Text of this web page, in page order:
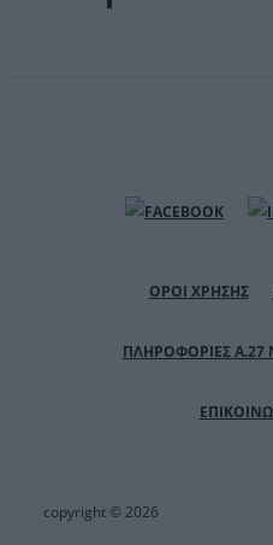
ΟΡΟΙ ΧΡΗΣΗΣ
ΠΛΗΡΟΦΟΡΙΕΣ Α.27
copyright © 2026